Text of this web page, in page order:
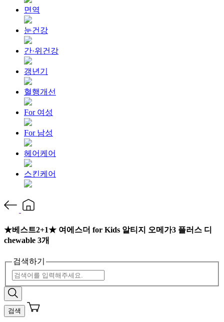
면역
눈건강
간·위건강
갱년기
혈행개선
For 여성
For 남성
헤어케어
스킨케어
★베스트2+1★ 여에스더 for Kids 알티지 오메가3 플러스 디
chewable 3개
검색하기
검색